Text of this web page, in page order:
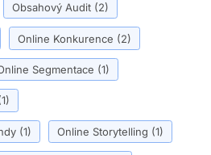
Obsahový Audit (2)
Online Konkurence (2)
Segmentace (1)
(1) Online Storytelling (1)